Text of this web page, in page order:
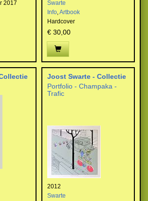
2017
Swarte
Info,Artbook
Hardcover
€ 30,00
Joost Swarte - Collectie
Portfolio - Champaka -
Trafic
2012
Swarte